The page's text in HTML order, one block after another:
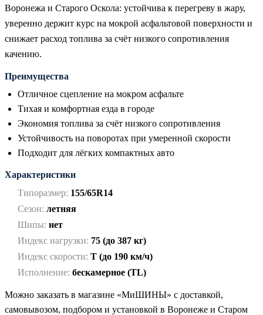
Воронежа и Старого Оскола: устойчива к перегреву в жару,
уверенно держит курс на мокрой асфальтовой поверхности и
снижает расход топлива за счёт низкого сопротивления
качению.
Преимущества
Отличное сцепление на мокром асфальте
Тихая и комфортная езда в городе
Экономия топлива за счёт низкого сопротивления
Устойчивость на поворотах при умеренной скорости
Подходит для лёгких компактных авто
Характеристики
Типоразмер: 155/65R14
Сезон: летняя
Шипы: нет
Индекс нагрузки: 75 (до 387 кг)
Индекс скорости: T (до 190 км/ч)
Исполнение: бескамерное (TL)
Можно заказать в магазине «МиШИНЫ» с доставкой,
самовывозом, подбором и установкой в Воронеже и Старом